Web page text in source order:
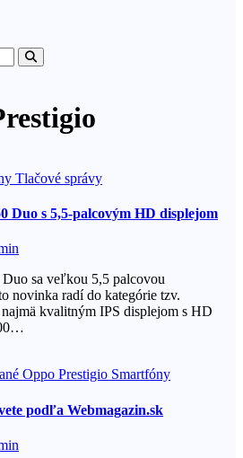
Tlačové správy
Duo s 5,5-palcovým HD displejom
sa veľkou 5,5 palcovou
novinka radí do kategórie tzv.
kvalitným IPS displejom s HD
Oppo Prestigio Smartfóny
podľa Webmagazin.sk